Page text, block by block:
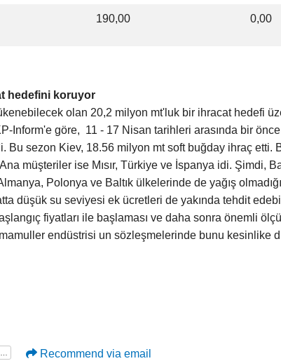
190,00 0,00
hedefini koruyor
olan 20,2 milyon mt'luk bir ihracat hedefi
Inform'e göre, 11 - 17 Nisan tarihleri arasında bir
Bu sezon Kiev, 18.56 milyon mt soft buğday ihraç etti.
müşteriler ise Mısır, Türkiye ve İspanya idi. Şimdi,
Polonya ve Baltık ülkelerinde de yağış
düşük su seviyesi ek ücretleri de yakında tehdit
fiyatları ile başlaması ve daha sonra önemli
endüstrisi un sözleşmelerinde bunu kesinlike
Recommend via email